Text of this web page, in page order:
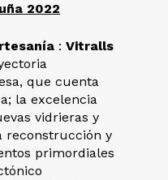
2022
:Vitralls
que cuenta
la excelencia
vidrieras y
reconstrucción y
primordiales